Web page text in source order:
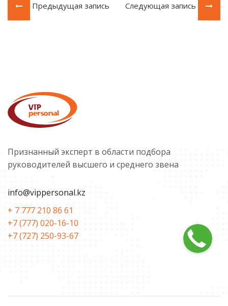
Предыдущая запись Следующая запись
Признанный эксперт в области подбора
руководителей высшего и среднего звена
info@vippersonal.kz
+ 7 777 210 86 61
+7 (777) 020-16-10
+7 (727) 250-93-67